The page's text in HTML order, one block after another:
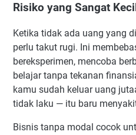
Risiko yang Sangat
Ketika tidak ada uang yang
perlu takut rugi. Ini
bereksperimen, mencoba
belajar tanpa tekanan
kamu sudah keluar uang
tidak laku — itu baru
Bisnis tanpa modal cocok